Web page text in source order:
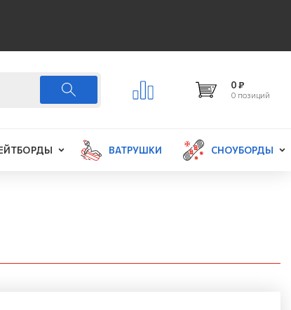
0 ₽
0 позиций
ВАТРУШКИ СНОУБОРДЫ